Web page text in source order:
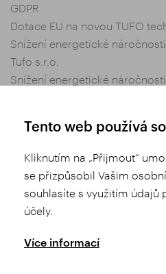
GDPR
Dotace EU na novou TUFO
Snížení energetické
Tufo s.r.o.
Snížení energetické
Obchodní podmínky
Tento web používá
Kliknutím na „Přijmout“
se přizpůsobil Vašim
souhlasíte s využitím údajů
účely.
Více informací